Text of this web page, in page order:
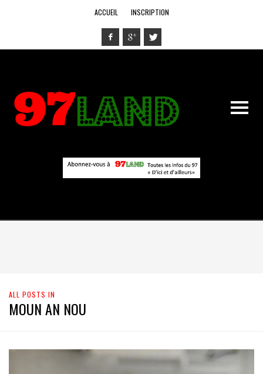
ACCUEIL INSCRIPTION
ALL POSTS IN
MOUN AN NOU